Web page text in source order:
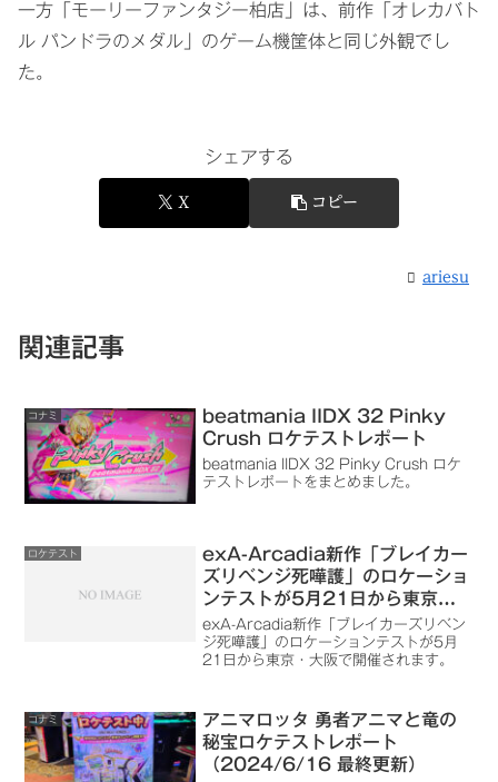
一方「モーリーファンタジー柏店」は、前作「オレカバト
ル パンドラのメダル」のゲーム機筐体と同じ外観でし
た。
シェアする
X コピー
ariesu
関連記事
コナミ
beatmania IIDX 32 Pinky
Crush ロケテストレポート
beatmania IIDX 32 Pinky Crush ロケ
テストレポートをまとめました。
ロケテスト
exA-Arcadia新作「ブレイカー
ズリベンジ死嘩護」のロケーショ
ンテストが5月21日から東京・
大阪で開催
exA-Arcadia新作「ブレイカーズリベン
ジ死嘩護」のロケーションテストが5月
21日から東京・大阪で開催されます。
コナミ
アニマロッタ 勇者アニマと竜の
秘宝ロケテストレポート
（2024/6/16 最終更新）